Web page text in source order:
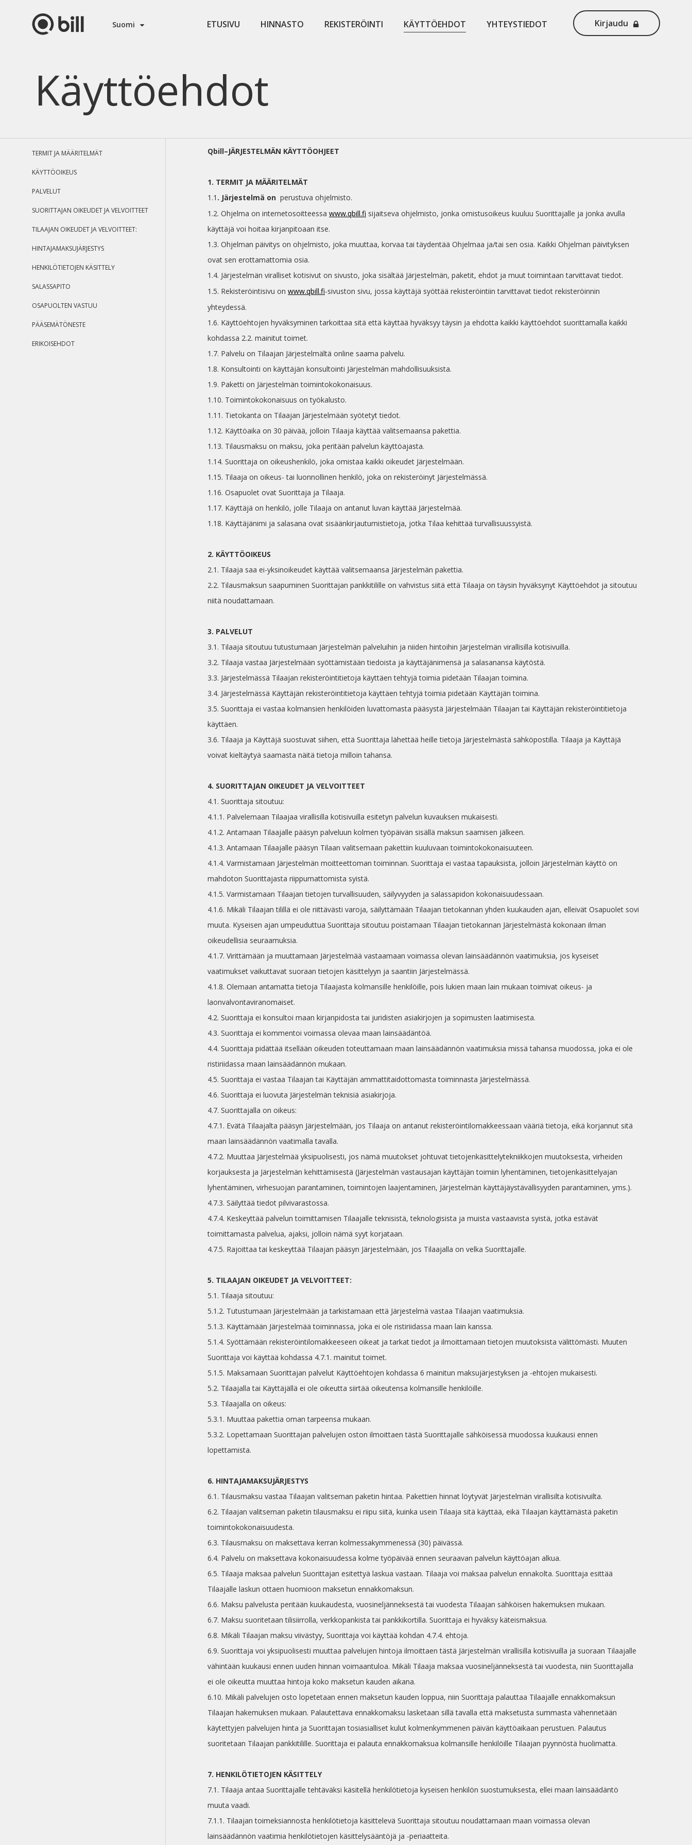
Suomi ETUSIVU HINNASTO REKISTERÖINTI KÄYTTÖEHDOT YHTEYSTIEDOT Kirjaudu
Käyttöehdot
TERMIT JA MÄÄRITELMÄT
KÄYTTÖOIKEUS
PALVELUT
SUORITTAJAN OIKEUDET JA VELVOITTEET
TILAAJAN OIKEUDET JA VELVOITTEET:
HINTAJAMAKSUJÄRJESTYS
HENKILÖTIETOJEN KÄSITTELY
SALASSAPITO
OSAPUOLTEN VASTUU
PÄÄSEMÄTÖNESTE
ERIKOISEHDOT
PALVELUT
SUORITTAJAN OIKEUDET JA VELVOITTEET
Qbill–JÄRJESTELMÄN KÄYTTÖOHJEET
1. TERMIT JA MÄÄRITELMÄT
1.1 . Järjestelmä on perustuva ohjelmisto.
1.2. Ohjelma on internetosoitteessa www.qbill.fi sijaitseva ohjelmisto, jonka omistusoikeus kuuluu Suorittajalle ja jonka avulla
käyttäjä voi hoitaa kirjanpitoaan itse.
1.3. Ohjelman päivitys on ohjelmisto, joka muuttaa, korvaa tai täydentää Ohjelmaa ja/tai sen osia. Kaikki Ohjelman päivityksen
ovat sen erottamattomia osia.
1.4. Järjestelmän viralliset kotisivut on sivusto, joka sisältää Järjestelmän, paketit, ehdot ja muut toimintaan tarvittavat tiedot.
1.5. Rekisteröintisivu on www.qbill.fi-sivuston sivu, jossa käyttäjä syöttää rekisteröintiin tarvittavat tiedot rekisteröinnin
yhteydessä.
1.6. Käyttöehtojen hyväksyminen tarkoittaa sitä että käyttää hyväksyy täysin ja ehdotta kaikki käyttöehdot suorittamalla kaikki
kohdassa 2.2. mainitut toimet.
1.7. Palvelu on Tilaajan Järjestelmältä online saama palvelu.
1.8. Konsultointi on käyttäjän konsultointi Järjestelmän mahdollisuuksista.
1.9. Paketti on Järjestelmän toimintokokonaisuus.
1.10. Toimintokokonaisuus on työkalusto.
1.11. Tietokanta on Tilaajan Järjestelmään syötetyt tiedot.
1.12. Käyttöaika on 30 päivää, jolloin Tilaaja käyttää valitsemaansa pakettia.
1.13. Tilausmaksu on maksu, joka peritään palvelun käyttöajasta.
1.14. Suorittaja on oikeushenkilö, joka omistaa kaikki oikeudet Järjestelmään.
1.15. Tilaaja on oikeus- tai luonnollinen henkilö, joka on rekisteröinyt Järjestelmässä.
1.16. Osapuolet ovat Suorittaja ja Tilaaja.
1.17. Käyttäjä on henkilö, jolle Tilaaja on antanut luvan käyttää Järjestelmää.
1.18. Käyttäjänimi ja salasana ovat sisäänkirjautumistietoja, jotka Tilaa kehittää turvallisuussyistä.
2. KÄYTTÖOIKEUS
2.1. Tilaaja saa ei-yksinoikeudet käyttää valitsemaansa Järjestelmän pakettia.
2.2. Tilausmaksun saapuminen Suorittajan pankkitilille on vahvistus siitä että Tilaaja on täysin hyväksynyt Käyttöehdot ja sitoutuu
niitä noudattamaan.
3. PALVELUT
3.1. Tilaaja sitoutuu tutustumaan Järjestelmän palveluihin ja niiden hintoihin Järjestelmän virallisilla kotisivuilla.
3.2. Tilaaja vastaa Järjestelmään syöttämistään tiedoista ja käyttäjänimensä ja salasanansa käytöstä.
3.3. Järjestelmässä Tilaajan rekisteröintitietoja käyttäen tehtyjä toimia pidetään Tilaajan toimina.
3.4. Järjestelmässä Käyttäjän rekisteröintitietoja käyttäen tehtyjä toimia pidetään Käyttäjän toimina.
3.5. Suorittaja ei vastaa kolmansien henkilöiden luvattomasta pääsystä Järjestelmään Tilaajan tai Käyttäjän rekisteröintitietoja
käyttäen.
3.6. Tilaaja ja Käyttäjä suostuvat siihen, että Suorittaja lähettää heille tietoja Järjestelmästä sähköpostilla. Tilaaja ja Käyttäjä
voivat kieltäytyä saamasta näitä tietoja milloin tahansa.
4. SUORITTAJAN OIKEUDET JA VELVOITTEET
4.1. Suorittaja sitoutuu:
4.1.1. Palvelemaan Tilaajaa virallisilla kotisivuilla esitetyn palvelun kuvauksen mukaisesti.
4.1.2. Antamaan Tilaajalle pääsyn palveluun kolmen työpäivän sisällä maksun saamisen jälkeen.
4.1.3. Antamaan Tilaajalle pääsyn Tilaan valitsemaan pakettiin kuuluvaan toimintokokonaisuuteen.
4.1.4. Varmistamaan Järjestelmän moitteettoman toiminnan. Suorittaja ei vastaa tapauksista, jolloin Järjestelmän käyttö on
mahdoton Suorittajasta riippumattomista syistä.
4.1.5. Varmistamaan Tilaajan tietojen turvallisuuden, säilyvyyden ja salassapidon kokonaisuudessaan.
4.1.6. Mikäli Tilaajan tilillä ei ole riittävästi varoja, säilyttämään Tilaajan tietokannan yhden kuukauden ajan, elleivät Osapuolet sovi
muuta. Kyseisen ajan umpeuduttua Suorittaja sitoutuu poistamaan Tilaajan tietokannan Järjestelmästä kokonaan ilman
oikeudellisia seuraamuksia.
4.1.7. Virittämään ja muuttamaan Järjestelmää vastaamaan voimassa olevan lainsäädännön vaatimuksia, jos kyseiset
vaatimukset vaikuttavat suoraan tietojen käsittelyyn ja saantiin Järjestelmässä.
4.1.8. Olemaan antamatta tietoja Tilaajasta kolmansille henkilöille, pois lukien maan lain mukaan toimivat oikeus- ja
laonvalvontaviranomaiset.
4.2. Suorittaja ei konsultoi maan kirjanpidosta tai juridisten asiakirjojen ja sopimusten laatimisesta.
4.3. Suorittaja ei kommentoi voimassa olevaa maan lainsäädäntöä.
4.4. Suorittaja pidättää itsellään oikeuden toteuttamaan maan lainsäädännön vaatimuksia missä tahansa muodossa, joka ei ole
ristiriidassa maan lainsäädännön mukaan.
4.5. Suorittaja ei vastaa Tilaajan tai Käyttäjän ammattitaidottomasta toiminnasta Järjestelmässä.
4.6. Suorittaja ei luovuta Järjestelmän teknisiä asiakirjoja.
4.7. Suorittajalla on oikeus:
4.7.1. Evätä Tilaajalta pääsyn Järjestelmään, jos Tilaaja on antanut rekisteröintilomakkeessaan vääriä tietoja, eikä korjannut sitä
maan lainsäädännön vaatimalla tavalla.
4.7.2. Muuttaa Järjestelmää yksipuolisesti, jos nämä muutokset johtuvat tietojenkäsittelytekniikkojen muutoksesta, virheiden
korjauksesta ja Järjestelmän kehittämisestä (Järjestelmän vastausajan käyttäjän toimiin lyhentäminen, tietojenkäsittelyajan
lyhentäminen, virhesuojan parantaminen, toimintojen laajentaminen, Järjestelmän käyttäjäystävällisyyden parantaminen, yms.).
4.7.3. Säilyttää tiedot pilvivarastossa.
4.7.4. Keskeyttää palvelun toimittamisen Tilaajalle teknisistä, teknologisista ja muista vastaavista syistä, jotka estävät
toimittamasta palvelua, ajaksi, jolloin nämä syyt korjataan.
4.7.5. Rajoittaa tai keskeyttää Tilaajan pääsyn Järjestelmään, jos Tilaajalla on velka Suorittajalle.
5. TILAAJAN OIKEUDET JA VELVOITTEET:
5.1. Tilaaja sitoutuu:
5.1.2. Tutustumaan Järjestelmään ja tarkistamaan että Järjestelmä vastaa Tilaajan vaatimuksia.
5.1.3. Käyttämään Järjestelmää toiminnassa, joka ei ole ristiriidassa maan lain kanssa.
5.1.4. Syöttämään rekisteröintilomakkeeseen oikeat ja tarkat tiedot ja ilmoittamaan tietojen muutoksista välittömästi. Muuten
Suorittaja voi käyttää kohdassa 4.7.1. mainitut toimet.
5.1.5. Maksamaan Suorittajan palvelut Käyttöehtojen kohdassa 6 mainitun maksujärjestyksen ja -ehtojen mukaisesti.
5.2. Tilaajalla tai Käyttäjällä ei ole oikeutta siirtää oikeutensa kolmansille henkilöille.
5.3. Tilaajalla on oikeus:
5.3.1. Muuttaa pakettia oman tarpeensa mukaan.
5.3.2. Lopettamaan Suorittajan palvelujen oston ilmoittaen tästä Suorittajalle sähköisessä muodossa kuukausi ennen
lopettamista.
6. HINTAJAMAKSUJÄRJESTYS
6.1. Tilausmaksu vastaa Tilaajan valitseman paketin hintaa. Pakettien hinnat löytyvät Järjestelmän virallisilta kotisivuilta.
6.2. Tilaajan valitseman paketin tilausmaksu ei riipu siitä, kuinka usein Tilaaja sitä käyttää, eikä Tilaajan käyttämästä paketin
toimintokokonaisuudesta.
6.3. Tilausmaksu on maksettava kerran kolmessakymmenessä (30) päivässä.
6.4. Palvelu on maksettava kokonaisuudessa kolme työpäivää ennen seuraavan palvelun käyttöajan alkua.
6.5. Tilaaja maksaa palvelun Suorittajan esitettyä laskua vastaan. Tilaaja voi maksaa palvelun ennakolta. Suorittaja esittää
Tilaajalle laskun ottaen huomioon maksetun ennakkomaksun.
6.6. Maksu palvelusta peritään kuukaudesta, vuosineljänneksestä tai vuodesta Tilaajan sähköisen hakemuksen mukaan.
6.7. Maksu suoritetaan tilisiirrolla, verkkopankista tai pankkikortilla. Suorittaja ei hyväksy käteismaksua.
6.8. Mikäli Tilaajan maksu viivästyy, Suorittaja voi käyttää kohdan 4.7.4. ehtoja.
6.9. Suorittaja voi yksipuolisesti muuttaa palvelujen hintoja ilmoittaen tästä Järjestelmän virallisilla kotisivuilla ja suoraan Tilaajalle
vähintään kuukausi ennen uuden hinnan voimaantuloa. Mikäli Tilaaja maksaa vuosineljänneksestä tai vuodesta, niin Suorittajalla
ei ole oikeutta muuttaa hintoja koko maksetun kauden aikana.
6.10. Mikäli palvelujen osto lopetetaan ennen maksetun kauden loppua, niin Suorittaja palauttaa Tilaajalle ennakkomaksun
Tilaajan hakemuksen mukaan. Palautettava ennakkomaksu lasketaan sillä tavalla että maksetusta summasta vähennetään
käytettyjen palvelujen hinta ja Suorittajan tosiasialliset kulut kolmenkymmenen päivän käyttöaikaan perustuen. Palautus
suoritetaan Tilaajan pankkitilille. Suorittaja ei palauta ennakkomaksua kolmansille henkilöille Tilaajan pyynnöstä huolimatta.
7. HENKILÖTIETOJEN KÄSITTELY
7.1. Tilaaja antaa Suorittajalle tehtäväksi käsitellä henkilötietoja kyseisen henkilön suostumuksesta, ellei maan lainsäädäntö
muuta vaadi.
7.1.1. Tilaajan toimeksiannosta henkilötietoja käsittelevä Suorittaja sitoutuu noudattamaan maan voimassa olevan
lainsäädännön vaatimia henkilötietojen käsittelysääntöjä ja -periaatteita.